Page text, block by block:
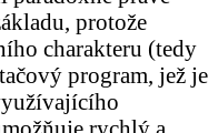
protože
charakteru (tedy
program, jež je
rychlý a